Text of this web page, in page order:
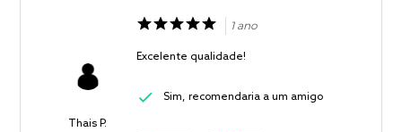
Thais P.
1 ano
Excelente qualidade!
Sim, recomendaria a um amigo